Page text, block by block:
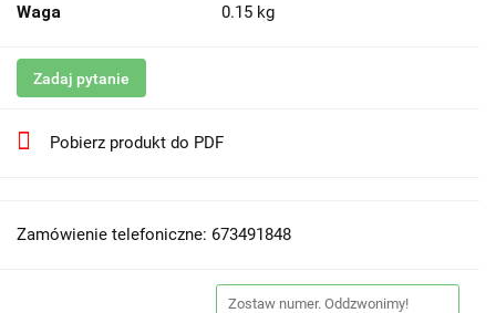
Waga 0.15 kg
Zadaj pytanie
Pobierz produkt do PDF
Zamówienie telefoniczne: 673491848